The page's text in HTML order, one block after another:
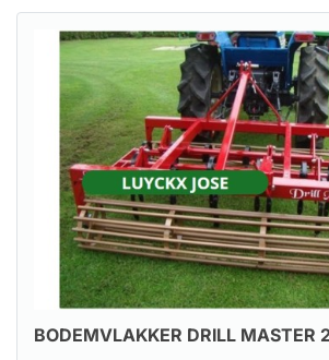
BODEMVLAKKER DRILL MASTER